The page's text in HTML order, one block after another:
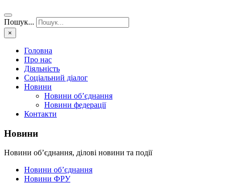
Пошук...
×
Головна
Про нас
Діяльність
Соціальний діалог
Новини
Новини об’єднання
Новини федерації
Контакти
Новини
Новини об’єднання, ділові новини та події
Новини об’єднання
Новини ФРУ